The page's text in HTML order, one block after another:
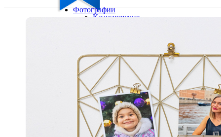
Выберите из списка:
Фотографии
Классические
15х15
15х20
20х30
30х30
30х40
А4
Фото
в